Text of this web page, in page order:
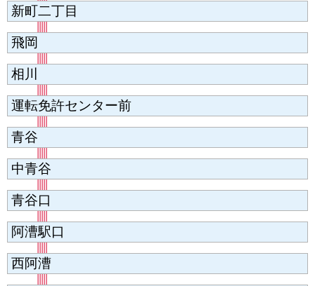
新町二丁目
飛岡
相川
運転免許センター前
青谷
中青谷
青谷口
阿漕駅口
西阿漕